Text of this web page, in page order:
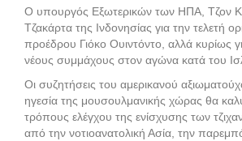
Ο υπουργός Εξωτερικών των ΗΠΑ, Τζον
Τζακάρτα της Ινδονησίας για την τελετή
προέδρου Γιόκο Ουιντόντο, αλλά κυρίως
νέους συμμάχους στον αγώνα κατά του
Οι συζητήσεις του αμερικανού
ηγεσία της μουσουλμανικής χώρας θα
τρόπους ελέγχου της ενίσχυσης των
από την νοτιοανατολική Ασία, την